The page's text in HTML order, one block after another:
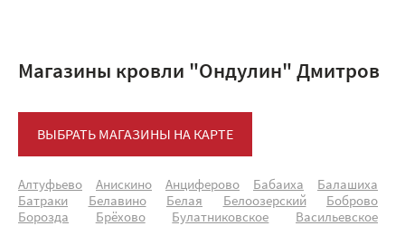
Магазины кровли "Ондулин" Дмитров
ВЫБРАТЬ МАГАЗИНЫ НА КАРТЕ
Алтуфьево Анискино Анциферово Бабаиха
Балашиха
Батраки
Белавино Белая Белоозерский
Боброво
Борозда
Брёхово Булатниковское
Васильевское